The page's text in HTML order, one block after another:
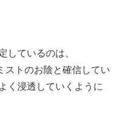
しているのは、
ストのお陰と確信してい
く浸透していくように